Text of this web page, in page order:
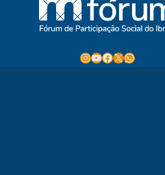
Instagram
Youtube
Facebook
X WhatsApp